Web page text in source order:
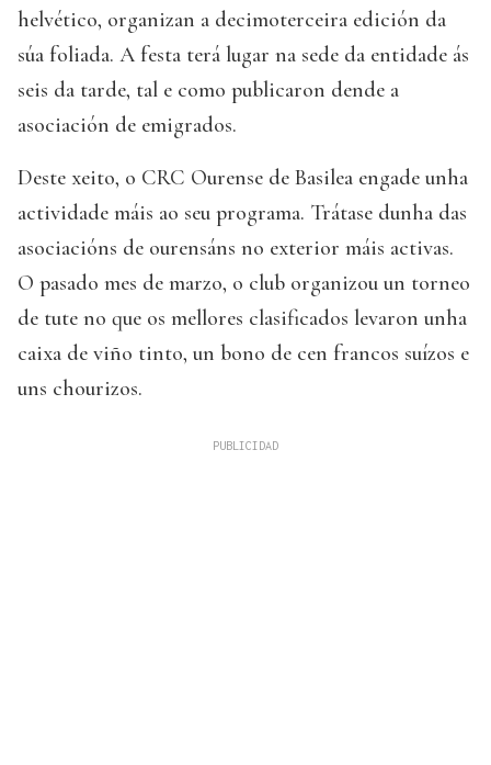
helvético, organizan a decimoterceira edición da
súa foliada. A festa terá lugar na sede da entidade ás
seis da tarde, tal e como publicaron dende a
asociación de emigrados.
Deste xeito, o CRC Ourense de Basilea engade unha
actividade máis ao seu programa. Trátase dunha das
asociacións de ourensáns no exterior máis activas.
O pasado mes de marzo, o club organizou un torneo
de tute no que os mellores clasificados levaron unha
caixa de viño tinto, un bono de cen francos suízos e
uns chourizos.